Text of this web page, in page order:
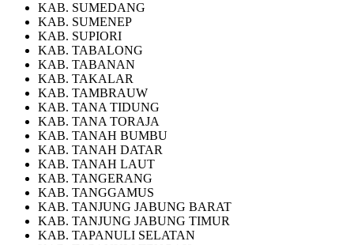
KAB. SUMEDANG
KAB. SUMENEP
KAB. SUPIORI
KAB. TABALONG
KAB. TABANAN
KAB. TAKALAR
KAB. TAMBRAUW
KAB. TANA TIDUNG
KAB. TANA TORAJA
KAB. TANAH BUMBU
KAB. TANAH DATAR
KAB. TANAH LAUT
KAB. TANGERANG
KAB. TANGGAMUS
KAB. TANJUNG JABUNG BARAT
KAB. TANJUNG JABUNG TIMUR
KAB. TAPANULI SELATAN